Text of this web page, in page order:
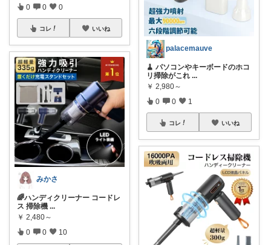
0 0 0
コレ いいね
みかさ
🌈ハンディクリーナー コードレ
ス 掃除機 ...
￥ 2,480～
0 0 10
palacemauve
🧹 パソコンやキーボードのホコ
リ掃除がこれ ...
￥ 2,980～
0 0 1
コレ いいね